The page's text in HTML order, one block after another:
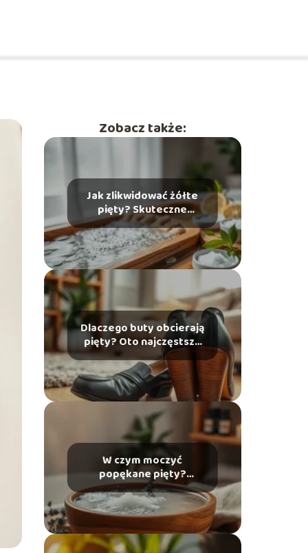
Zobacz także:
Jak zlikwidować żółte
pięty? Skuteczne
domowe sposoby na
problem
Dlaczego buty obcierają
pięty? Oto najczęstsze
przyczyny i rozwiązania
W czym moczyć
popękane pięty?
Skuteczne domowe
sposoby na ulgę